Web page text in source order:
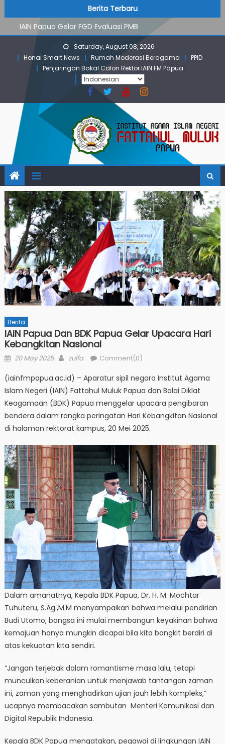
to
content
Berita Terbaru
IAIN Papua Gelar FGD Evaluasi PMB
KKN IAIN Papua: Kelompok Skow Sae Kolaborasi dengan
KKN UGM dan Uncen
Para Mahasiswa PGMI IAIN Papua Tembus Jurnal
Terindeks Google Scholar
Pembekalan KKN: Bangun Komunikasi Aktif dengan
Masyarakat
PMB Jalur Mandiri: Peserta Ujian Dari Lanny Jaya Hingga
Maluku
Saturday, August 08, 2026
Honai Smart News
Rumah Moderasi Beragama
PPID
Penjaringan Bakal Calon Rektor IAIN FM Papua
Berita
IAIN Papua Dan BDK Papua Gelar Upacara Hari
Kebangkitan Nasional
Posted
20 May 2025 Author
zulfa Comment(0)
(iainfmpapua.ac.id) – Aparatur sipil negara Institut Agama
Islam Negeri (IAIN) Fattahul Muluk Papua dan Balai Diklat
Keagamaan (BDK) Papua menggelar upacara pengibaran
bendera dalam rangka peringatan Hari Kebangkitan Nasional
di halaman rektorat kampus, 20 Mei 2025.
Dalam amanatnya, Kepala BDK Papua, Dr. H. M. Mochtar
Tuhuteru, S.Ag.,M.M menyampaikan bahwa melalui pendirian
Budi Utomo, bangsa ini mulai membangun keyakinan bahwa
kemajuan hanya mungkin dicapai bila kita bangkit berdiri di
atas kekuatan kita sendiri.
“Jangan terjebak dalam romantisme masa lalu, tetapi
munculkan keberanian untuk menjawab tantangan zaman
ini, zaman yang menghadirkan ujian jauh lebih kompleks,”
ucapnya membacakan sambutan Menteri Komunikasi dan
Digital Republik Indonesia.
Kepala BDK Papua mengatakan, pegawai di lingkungan IAIN